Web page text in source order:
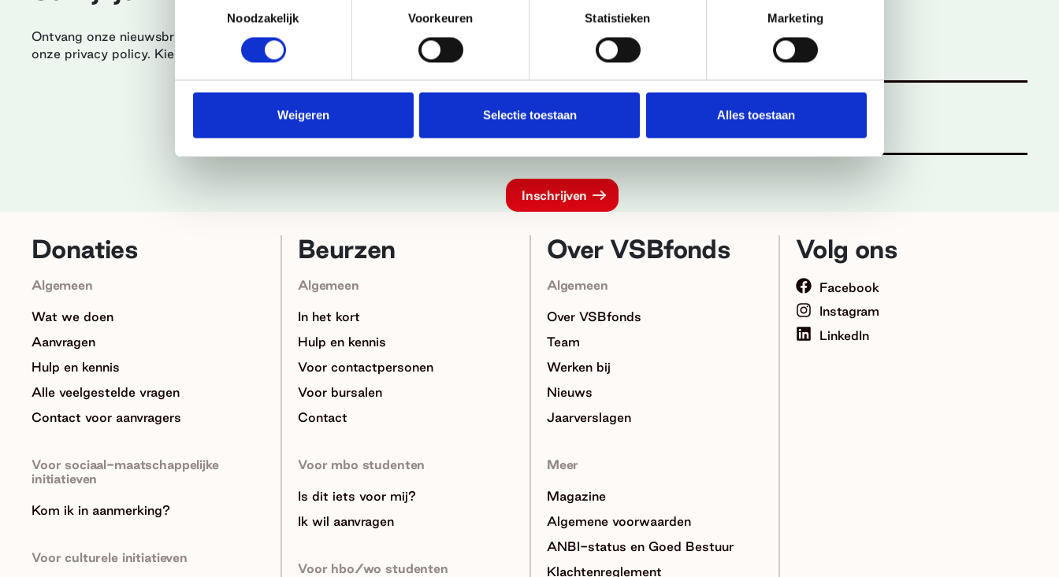
Noodzakelijk
Voorkeuren Statistieken Marketing
Weigeren Selectie toestaan Alles toestaan
Ontvang onze nieuwsbrief, vol inspiratie en tips. Daarmee ga je akkoord met
onze privacy policy. Kies één of twee thema's.
Jouw e-mailadres
Achternaam
Donaties
Algemeen
Wat we doen
Aanvragen
Hulp en kennis
Alle veelgestelde vragen
Contact voor aanvragers
Voor sociaal-maatschappelijke
initiatieven
Kom ik in aanmerking?
Voor culturele initiatieven
Beurzen
Algemeen
In het kort
Hulp en kennis
Voor contactpersonen
Voor bursalen
Contact
Voor mbo studenten
Is dit iets voor mij?
Ik wil aanvragen
Voor hbo/wo studenten
Over VSBfonds
Algemeen
Over VSBfonds
Team
Werken bij
Nieuws
Jaarverslagen
Meer
Magazine
Algemene voorwaarden
ANBI-status en Goed Bestuur
Klachtenreglement
Volg ons
Facebook
Instagram
LinkedIn